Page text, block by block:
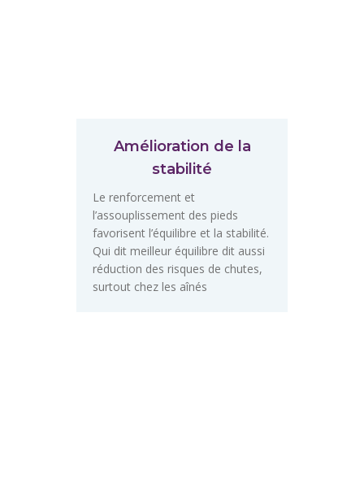
Amélioration de la
stabilité
Le renforcement et
l’assouplissement des pieds
favorisent l’équilibre et la stabilité.
Qui dit meilleur équilibre dit aussi
réduction des risques de chutes,
surtout chez les aînés